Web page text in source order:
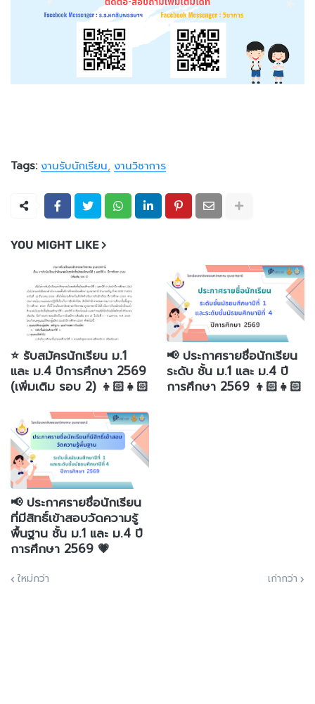
Tags: งานรับนักเรียน งานวิชาการ
YOU MIGHT LIKE
⭐️ รับสมัครนักเรียน ม.1
และ ม.4 ปีการศึกษา 2569
(เพิ่มเติม รอบ 2) 👦🏻👧🏻
📢 ประกาศรายชื่อนักเรียน
ระดับ ชั้น ม.1 และ ม.4 ปี
การศึกษา 2569 👦🏻👧🏻
📢 ประกาศรายชื่อนักเรียน
ที่มีสิทธิ์เข้าสอบวัดความรู้
พื้นฐาน ชั้น ม.1 และ ม.4 ปี
การศึกษา 2569 💗
ใหม่กว่า เก่ากว่า